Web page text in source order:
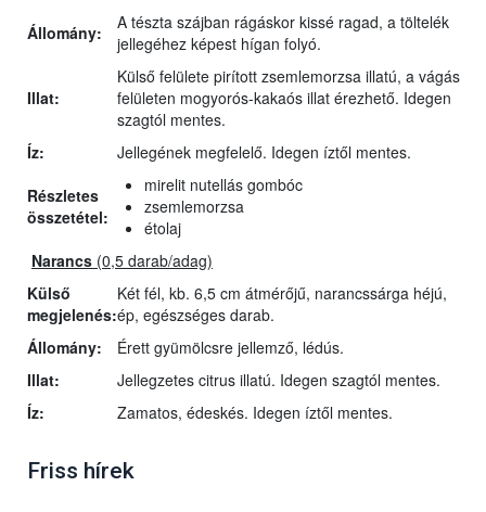
Állomány:
A tészta szájban rágáskor kissé ragad, a töltelék
jellegéhez képest hígan folyó.
Illat:
Külső felülete pirított zsemlemorzsa illatú, a vágás
felületen mogyorós-kakaós illat érezhető. Idegen
szagtól mentes.
Íz:
Jellegének megfelelő. Idegen íztől mentes.
Részletes
összetétel:
mirelit nutellás gombóc
zsemlemorzsa
étolaj
Narancs (0,5 darab/adag)
Külső
megjelenés:
Két fél, kb. 6,5 cm átmérőjű, narancssárga héjú,
ép, egészséges darab.
Állomány:
Érett gyümölcsre jellemző, lédús.
Illat:
Jellegzetes citrus illatú. Idegen szagtól mentes.
Íz:
Zamatos, édeskés. Idegen íztől mentes.
Friss hírek